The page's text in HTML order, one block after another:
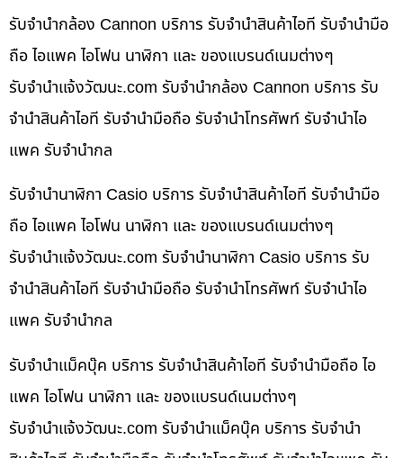
รับจำนำกล้อง Cannon บริการ รับจำนำสินค้าไอที รับจำนำมือ
ถือ ไอแพค ไอโฟน นาฬิกา และ ของแบรนด์เนมต่างๆ
รับจํานําแจ้งวัฒนะ.com รับจำนำกล้อง Cannon บริการ รับ
จำนำสินค้าไอที รับจำนำมือถือ รับจำนำโทรศัพท์ รับจำนำไอ
แพค รับจำนำกล
รับจำนำนาฬิกา Casio บริการ รับจำนำสินค้าไอที รับจำนำมือ
ถือ ไอแพค ไอโฟน นาฬิกา และ ของแบรนด์เนมต่างๆ
รับจํานําแจ้งวัฒนะ.com รับจำนำนาฬิกา Casio บริการ รับ
จำนำสินค้าไอที รับจำนำมือถือ รับจำนำโทรศัพท์ รับจำนำไอ
แพค รับจำนำกล
รับจำนำแม็คบุ๊ค บริการ รับจำนำสินค้าไอที รับจำนำมือถือ ไอ
แพค ไอโฟน นาฬิกา และ ของแบรนด์เนมต่างๆ
รับจํานําแจ้งวัฒนะ.com รับจำนำแม็คบุ๊ค บริการ รับจำนำ